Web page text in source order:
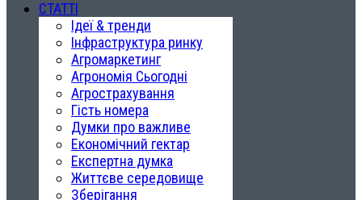
СТАТТІ
Ідеї & тренди
Інфраструктура ринку
Агромаркетинг
Агрономія Сьогодні
Агрострахування
Гість номера
Думки про важливе
Економічний гектар
Експертна думка
Життєве середовище
Зберігання